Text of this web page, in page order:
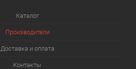
Каталог
Производители
Доставка и оплата
Контакты